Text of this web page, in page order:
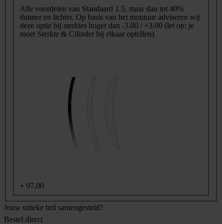
Alle voordelen van Standaard 1.5, maar dan tot 40%
dunner en lichter. Op basis van het montuur adviseren wij
deze optie bij sterktes hoger dan -3.00 / +3.00 (let op: je
moet Sterkte & Cilinder bij elkaar optellen).
+ 97,00
Jouw unieke bril samengesteld?
Bestel direct